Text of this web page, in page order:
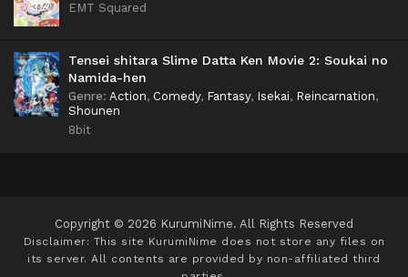
EMT Squared
Tensei shitara Slime Datta Ken Movie 2: Soukai no
Namida-hen
Genre: Action, Comedy, Fantasy, Isekai, Reincarnation,
Shounen
8bit
Copyright © 2026 KurumiNime. All Rights Reserved
Disclaimer: This site KurumiNime does not store any files on
its server. All contents are provided by non-affiliated third